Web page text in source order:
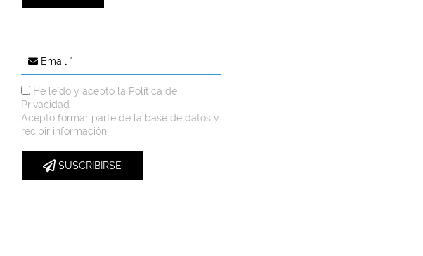
Email *
He leído y acepto la Política de
Privacidad
Acepto formar parte de la base de datos y
recibir información
SUSCRIBIRSE